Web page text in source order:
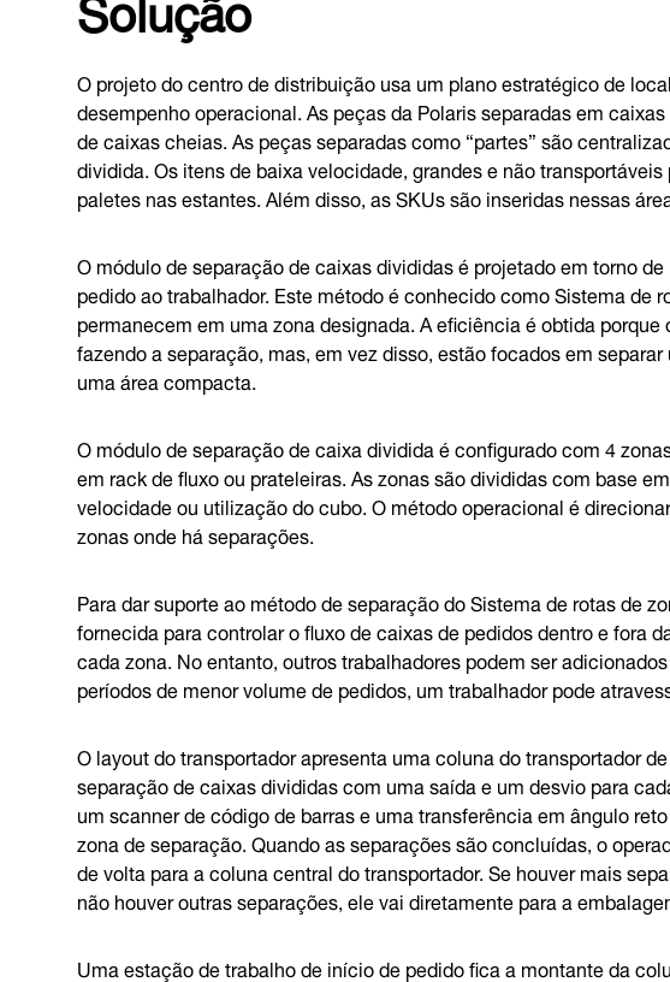
O projeto do centro de distribuição usa um plano estratégico de
desempenho operacional. As peças da Polaris separadas em
de caixas cheias. As peças separadas como “partes” são
dividida. Os itens de baixa velocidade, grandes e não
paletes nas estantes. Além disso, as SKUs são inseridas nessas
O módulo de separação de caixas divididas é projetado em torno
pedido ao trabalhador. Este método é conhecido como Sistema de
permanecem em uma zona designada. A eficiência é obtida
fazendo a separação, mas, em vez disso, estão focados em
uma área compacta.
O módulo de separação de caixa dividida é configurado com 4
em rack de fluxo ou prateleiras. As zonas são divididas com base
velocidade ou utilização do cubo. O método operacional é
zonas onde há separações.
Para dar suporte ao método de separação do Sistema de rotas de
fornecida para controlar o fluxo de caixas de pedidos dentro e fora
cada zona. No entanto, outros trabalhadores podem ser
períodos de menor volume de pedidos, um trabalhador pode
O layout do transportador apresenta uma coluna do transportador
separação de caixas divididas com uma saída e um desvio para
um scanner de código de barras e uma transferência em ângulo
zona de separação. Quando as separações são concluídas, o
de volta para a coluna central do transportador. Se houver mais
não houver outras separações, ele vai diretamente para a
Uma estação de trabalho de início de pedido fica a montante da